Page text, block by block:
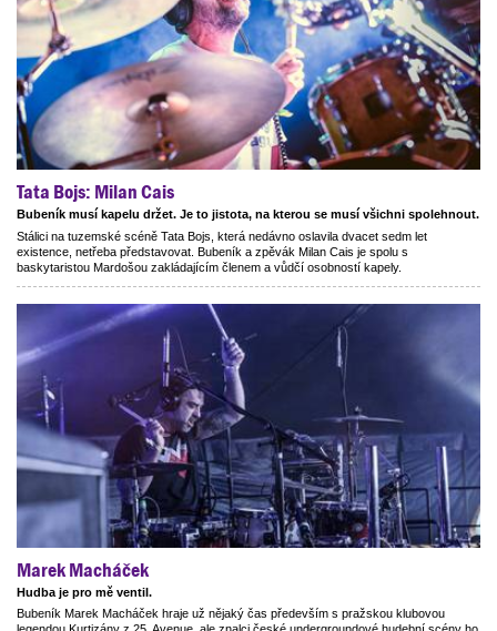
Tata Bojs: Milan Cais
Bubeník musí kapelu držet. Je to jistota, na kterou se musí všichni spolehnout.
Stálici na tuzemské scéně Tata Bojs, která nedávno oslavila dvacet sedm let
existence, netřeba představovat. Bubeník a zpěvák Milan Cais je spolu s
baskytaristou Mardošou zakládajícím členem a vůdčí osobností kapely.
Marek Macháček
Hudba je pro mě ventil.
Bubeník Marek Macháček hraje už nějaký čas především s pražskou klubovou